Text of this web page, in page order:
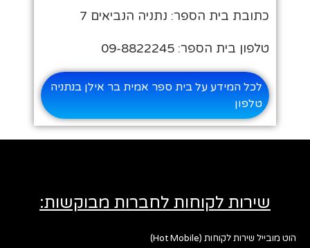
כתובת בית הספר: נתניה הנביאים 7
טלפון בית הספר: 09-8822245
לכל המידע על בית ספר אמית בר אילן בנתניה
טלפון
שירות לקוחות לחברות מבוקשות:
הוט מובייל שירות לקוחות (Hot Mobile)